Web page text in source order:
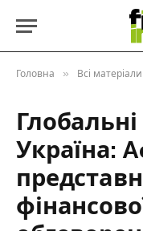
Головна » Всі матеріали
Україна: